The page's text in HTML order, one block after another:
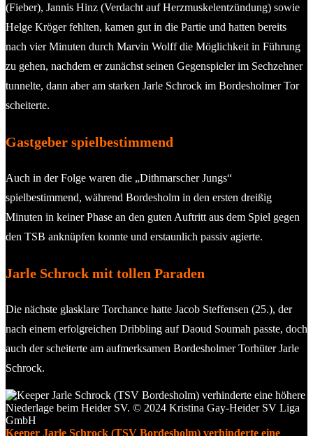
(Fieber), Jannis Hinz (Verdacht auf Herzmuskelentzündung) sowie
Helge Kröger fehlten, kamen gut in die Partie und hatten bereits
nach vier Minuten durch Marvin Wolff die Möglichkeit in Führung
zu gehen, nachdem er zunächst seinen Gegenspieler im Sechzehner
tunnelte, dann aber am starken Jarle Schrock im Bordesholmer Tor
scheiterte.
Gastgeber spielbestimmend
Auch in der Folge waren die „Dithmarscher Jungs“
spielbestimmend, während Bordesholm in den ersten dreißig
Minuten in keiner Phase an den guten Auftritt aus dem Spiel gegen
den TSB anknüpfen konnte und erstaunlich passiv agierte.
Jarle Schrock mit tollen Paraden
Die nächste glasklare Torchance hatte Jacob Steffensen (25.), der
nach einem erfolgreichen Dribbling auf Daoud Soumah passte, doch
auch der scheiterte am aufmerksamen Bordesholmer Torhüter Jarle
Schrock.
Keeper Jarle Schrock (TSV Bordesholm) verhinderte eine